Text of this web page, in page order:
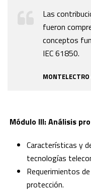
Las
fueron
conceptos
IEC 61850.
MONTELECTRO
Módulo III: Análisis
Características y
tecnologías
Requerimientos
protección.